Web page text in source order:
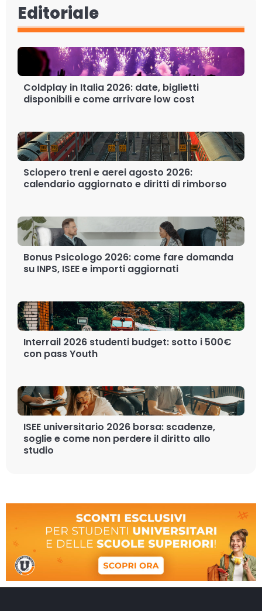
Editoriale
Coldplay in Italia 2026: date, biglietti
disponibili e come arrivare low cost
Sciopero treni e aerei agosto 2026:
calendario aggiornato e diritti di rimborso
Bonus Psicologo 2026: come fare domanda
su INPS, ISEE e importi aggiornati
Interrail 2026 studenti budget: sotto i 500€
con pass Youth
ISEE universitario 2026 borsa: scadenze,
soglie e come non perdere il diritto allo
studio